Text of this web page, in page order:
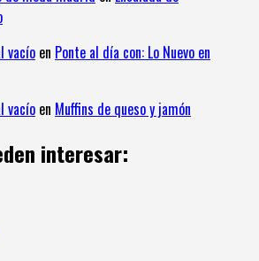
vacío en Ponte al día con: Lo Nuevo en
vacío en Muffins de queso y jamón
interesar: